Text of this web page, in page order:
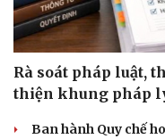
Rà soát pháp luật,
thiện khung pháp
Ban hành Quy chế